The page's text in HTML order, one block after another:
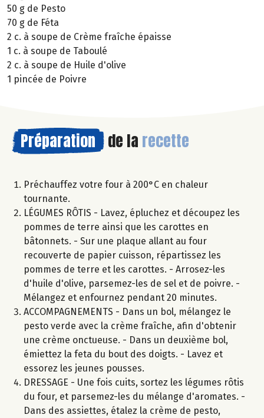
50 g de Pesto
70 g de Féta
2 c. à soupe de Crème fraîche épaisse
1 c. à soupe de Taboulé
2 c. à soupe de Huile d'olive
1 pincée de Poivre
Préparation de la recette
Préchauffez votre four à 200°C en chaleur
tournante.
LÉGUMES RÔTIS - Lavez, épluchez et découpez les
pommes de terre ainsi que les carottes en
bâtonnets. - Sur une plaque allant au four
recouverte de papier cuisson, répartissez les
pommes de terre et les carottes. - Arrosez-les
d'huile d'olive, parsemez-les de sel et de poivre. -
Mélangez et enfournez pendant 20 minutes.
ACCOMPAGNEMENTS - Dans un bol, mélangez le
pesto verde avec la crème fraîche, afin d'obtenir
une crème onctueuse. - Dans un deuxième bol,
émiettez la feta du bout des doigts. - Lavez et
essorez les jeunes pousses.
DRESSAGE - Une fois cuits, sortez les légumes rôtis
du four, et parsemez-les du mélange d'aromates. -
Dans des assiettes, étalez la crème de pesto,